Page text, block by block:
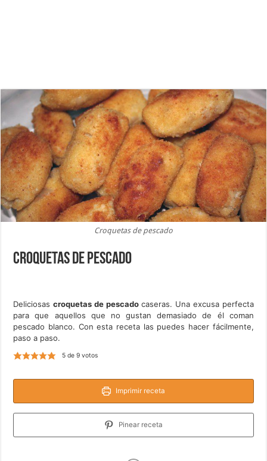
Croquetas de pescado
Croquetas de pescado
Deliciosascroquetas de pescadocaseras. Una excusa perfecta
para que aquellos que no gustan demasiado de él coman
pescado blanco. Con esta receta las puedes hacer fácilmente,
paso a paso.
5de 9votos
Imprimir receta
Pinear receta